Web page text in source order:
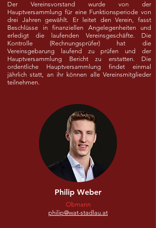
Der Vereinsvorstand wurde von der
Hauptversammlung für eine Funktionsperiode von
drei Jahren gewählt. Er leitet den Verein, fasst
Beschlüsse in finanziellen Angelegenheiten und
erledigt die laufenden Vereinsgeschäfte. Die
Kontrolle (Rechnungsprüfer) hat die
Vereinsgebarung laufend zu prüfen und der
Hauptversammlung Bericht zu erstatten. Die
ordentliche Hauptversammlung findet einmal
jährlich statt, an ihr können alle Vereinsmitglieder
teilnehmen.
Philip Weber
Obmann
philip@wat-stadlau.at